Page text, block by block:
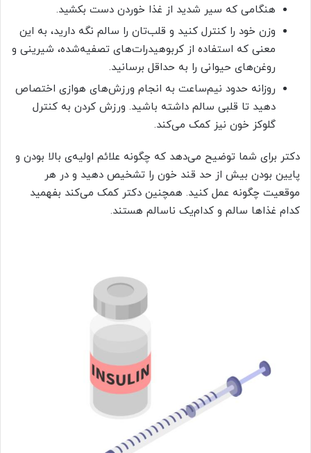
هنگامی که سیر شدید از غذا خوردن دست بکشید.
وزن خود را کنترل کنید و قلب‌تان را سالم نگه‌ دارید، به این
معنی که استفاده از کربوهیدرات‌های تصفیه‌شده، شیرینی و
روغن‌های حیوانی را به حداقل برسانید.
روزانه حدود نیم‌ساعت به انجام ورز‌ش‌های هوازی اختصاص
دهید تا قلبی سالم داشته باشید. ورزش کردن به کنترل
گلوکز خون نیز کمک می‌کند.
دکتر برای شما توضیح می‌دهد که چگونه علائم اولیه‌ی بالا بودن و
پایین بودن بیش از حد قند خون را تشخیص دهید و در هر
موقعیت چگونه عمل کنید. همچنین دکتر کمک می‌کند بفهمید
کدام غذاها سالم و کدام‌یک ناسالم هستند.